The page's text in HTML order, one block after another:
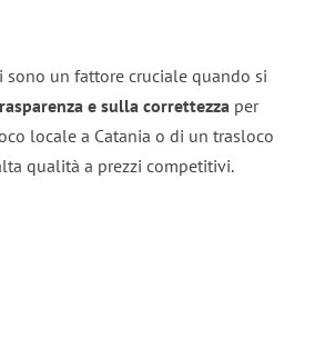
sono un fattore cruciale quando si
e sulla correttezza per
locale a Catania o di un trasloco
qualità a prezzi competitivi.